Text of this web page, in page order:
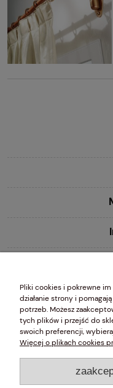
o Działalności Gospodarczej (CEIDG)
010761464
Szlachetne
Pliki cookies i pokrewne
działanie strony i
potrzeb. Możesz
tych plików i przejść do
swoich preferencji,
Więcej o plikach cookies